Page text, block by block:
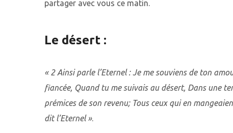
partager avec vous ce matin.
Le désert :
« 2 Ainsi parle l’Eternel : Je me souviens de ton
fiancée, Quand tu me suivais au désert, Dans une
prémices de son revenu; Tous ceux qui en
dit l’Eternel ».